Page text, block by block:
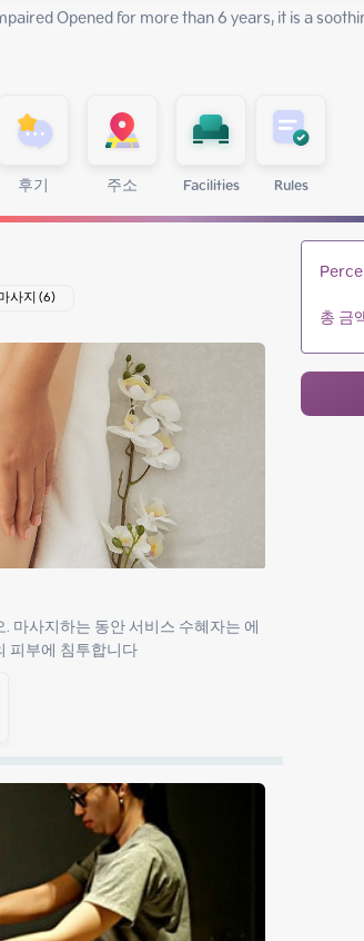
Opened for more than 6 years, it is a
후기 주소 Facilities Rules
사지 (6)
마사지하는 동안 서비스 수혜자는 에
피부에 침투합니다
총 금